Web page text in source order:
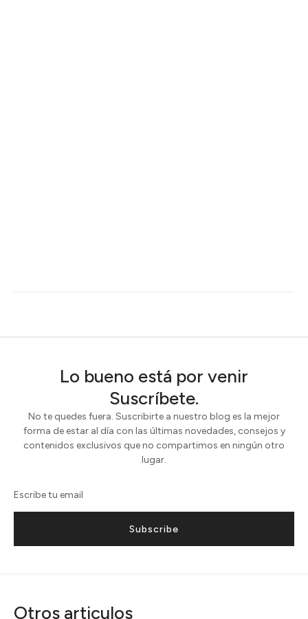
Lo bueno está por venir
Suscríbete.
No te quedes fuera. Suscribirte a nuestro blog es la mejor
forma de estar al día con las últimas novedades, consejos y
contenidos exclusivos que no compartimos en ningún otro
lugar.
Subscribe
Otros articulos